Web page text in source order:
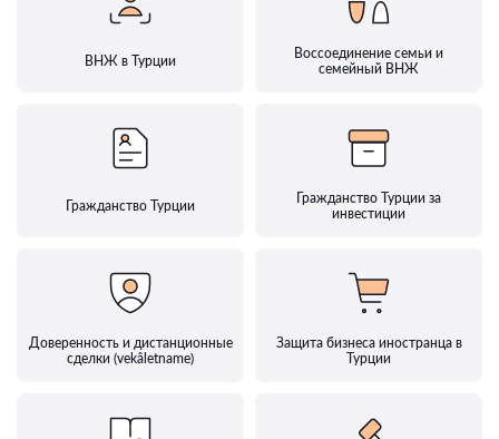
ВНЖ в Турции
Воссоединение семьи и
семейный ВНЖ
Гражданство Турции
Гражданство Турции за
инвестиции
Доверенность и дистанционные
сделки (vekâletname)
Защита бизнеса иностранца в
Турции